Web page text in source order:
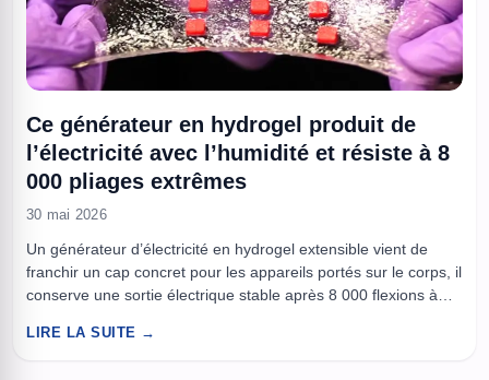
Ce générateur en hydrogel produit de
l’électricité avec l’humidité et résiste à 8
000 pliages extrêmes
30 mai 2026
Un générateur d’électricité en hydrogel extensible vient de
franchir un cap concret pour les appareils portés sur le corps, il
conserve une sortie électrique stable après 8 000 flexions à
ces contraintes répétées, un point clé pour des capteurs qui
LIRE LA SUITE →